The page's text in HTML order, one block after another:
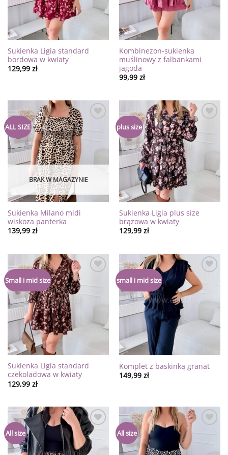
Sukienka Ligia standard
bordowa w kwiaty
129,99 zł
Kombinezon-sukienka
muślinowy z falbankami
jagoda
99,99 zł
ALL SIZE
BRAK W MAGAZYNIE
Sukienka Milano midi
wiskoza panterka
139,99 zł
plus size
Dodaj
życzeń
Sukienka Ligia plus size
brązowa w kwiaty
129,99 zł
Small i mid size
życzeń
Sukienka Ligia standard
czekoladowa w kwiaty
129,99 zł
small i mid size
Dodaj
do
listy
Komplet z baskinką granat
149,99 zł
All size
Dodaj
do
listy
życzeń
All size